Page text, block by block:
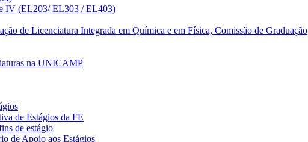
IV (EL203/ EL303 / EL403)
de Licenciatura Integrada em Química e em Física, Comissão de Graduação
na UNICAMP
de Estágios da FE
de estágio
de Apoio aos Estágios